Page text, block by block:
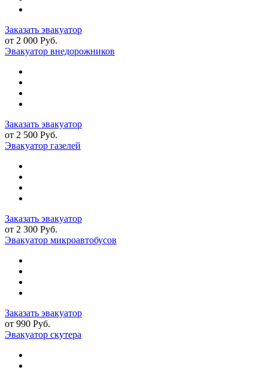
Заказать эвакуатор
от 2 000 Руб.
Эвакуатор внедорожников
Заказать эвакуатор
от 2 500 Руб.
Эвакуатор газелей
Заказать эвакуатор
от 2 300 Руб.
Эвакуатор микроавтобусов
Заказать эвакуатор
от 990 Руб.
Эвакуатор скутера